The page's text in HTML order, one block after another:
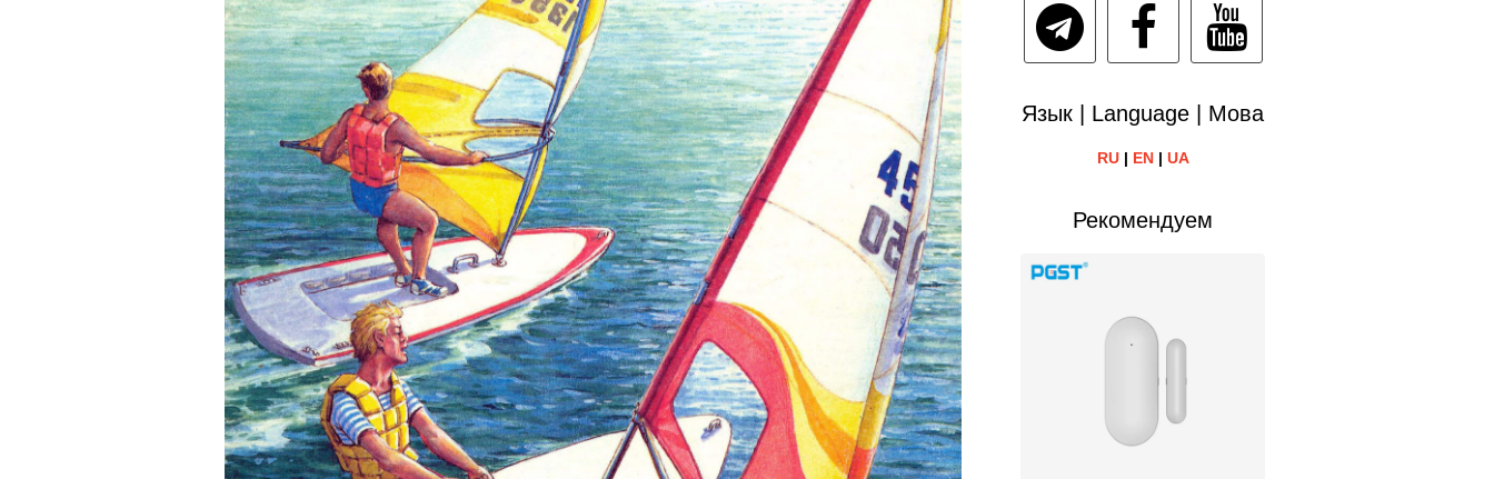
Язык | Language | Мова
RU| EN| UA
Рекомендуем